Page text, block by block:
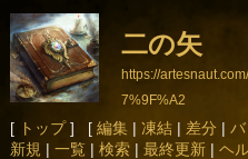
二の矢
https://
7%9F%A2
[ トップ] [ 編集| 凍結| 差分 |
新規 | 一覧 | 検索| 最終更新| ヘ